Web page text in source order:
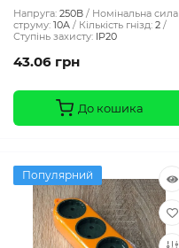
Напруга: 250В
Номінальна сила
струму: 10A Кількість гнізд: 2
Ступінь захисту: IP20
43.06 грн
До кошика
Популярний